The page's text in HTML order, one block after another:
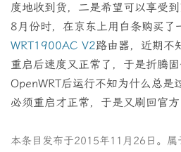
度地收到货，二是希望可以享受
8月份时，在京东上用白条购买了
WRT1900AC V2路由器，近期不
重启后速度又正常了，于是折腾
OpenWRT后运行不知为什么总是
必须重启才正常，于是又刷回官方
本条目发布于2015年11月26日 。属